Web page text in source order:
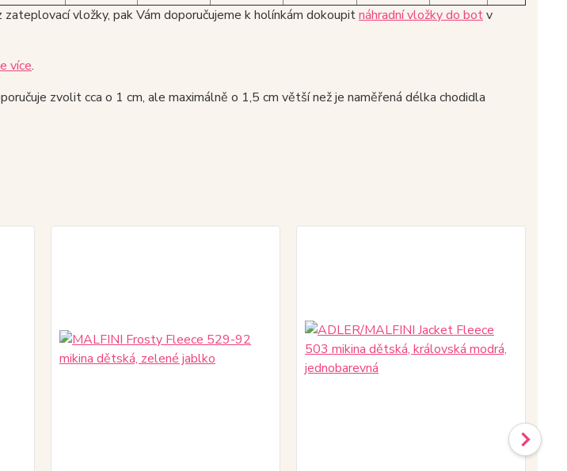
vložky, pak Vám doporučujeme k holínkám dokoupitnáhradní vložky do botv
více.
zvolit cca o 1 cm, ale maximálně o 1,5 cm větší než je naměřená délka chodidla